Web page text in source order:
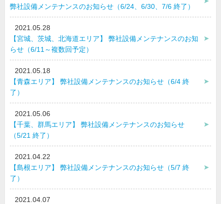
弊社設備メンテナンスのお知らせ（6/24、6/30、7/6 終了）
2021.05.28
【宮城、茨城、北海道エリア】 弊社設備メンテナンスのお知
らせ（6/11～複数回予定）
2021.05.18
【青森エリア】 弊社設備メンテナンスのお知らせ（6/4 終
了）
2021.05.06
【千葉、群馬エリア】 弊社設備メンテナンスのお知らせ
（5/21 終了）
2021.04.22
【島根エリア】 弊社設備メンテナンスのお知らせ（5/7 終
了）
2021.04.07